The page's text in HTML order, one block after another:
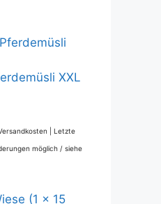
XXL
| Letzte
möglich / siehe